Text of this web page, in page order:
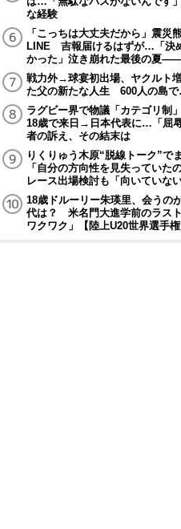
な経験
「こっちは大丈夫だから」震災
LINE 吉報届けるはずが…「決
かった」泣き崩れた最後の夏
戦力外→球宴初出場、ヤクルト
た父の新たな人生 600人の島で
ラグビー界で物議「カテゴリ制
18歳で来日→日本代表に…「屈
者の訴え、その結末は
りくりゅう木原“脱線トーク”で
「自分の方向性を見失ってい
レース出場検討も「向いていない
18歳ドルーリー朱瑛里、会うの
代は？ 米名門大進学前のラス
ワクワク」【陸上U20世界選手権